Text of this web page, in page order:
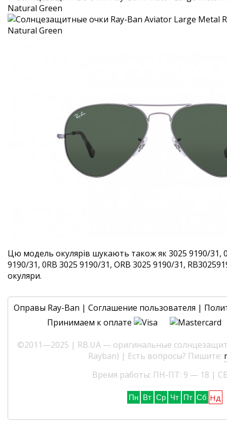
Цю модель окулярів шукають також як 3025 9190/31,
9190/31, 0RB 3025 9190/31, ORB 3025 9190/31,
окуляри.
Оправы Ray-Ban | Соглашение пользователя |
Принимаем к оплате
©2011—2025 | RB.UA — оригинальные
Rayban) | Есть вопросы? Пишите:
Время работы: ПН-ПТ: 9 — 18 |
Пн Вт Ср Чт Пт Сб Нд